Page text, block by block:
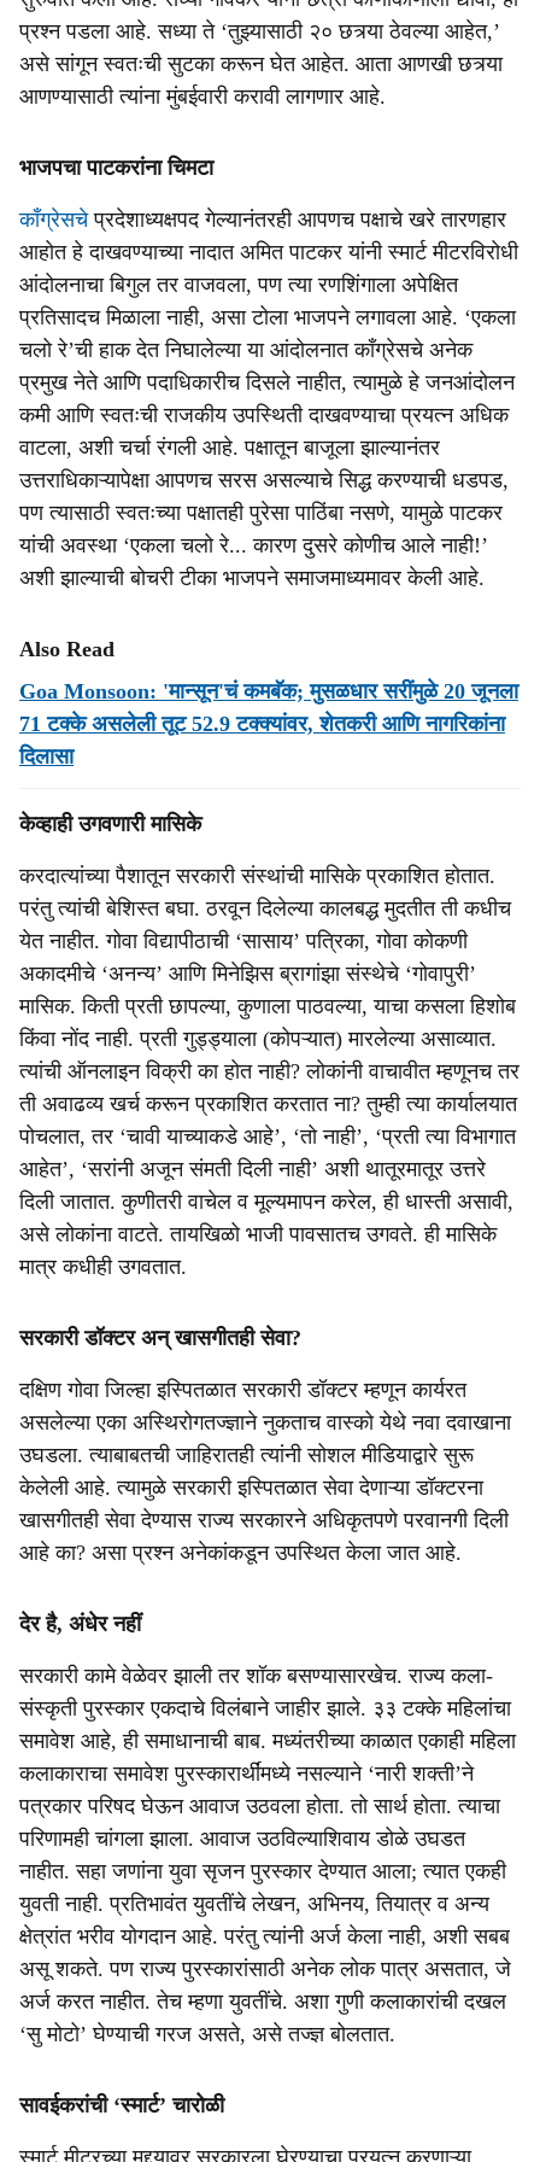
प्रश्न पडला आहे. सध्या ते ‘तुझ्यासाठी २० छत्र्या ठेवल्या आहेत,’
असे सांगून स्वतःची सुटका करून घेत आहेत. आता आणखी छत्र्या
आणण्यासाठी त्यांना मुंबईवारी करावी लागणार आहे.
भाजपचा पाटकरांना चिमटा
काँग्रेसचेप्रदेशाध्यक्षपद गेल्यानंतरही आपणच पक्षाचे खरे तारणहार
आहोत हे दाखवण्याच्या नादात अमित पाटकर यांनी स्मार्ट मीटरविरोधी
आंदोलनाचा बिगुल तर वाजवला, पण त्या रणशिंगाला अपेक्षित
प्रतिसादच मिळाला नाही, असा टोला भाजपने लगावला आहे. ‘एकला
चलो रे’ची हाक देत निघालेल्या या आंदोलनात काँग्रेसचे अनेक
प्रमुख नेते आणि पदाधिकारीच दिसले नाहीत, त्यामुळे हे जनआंदोलन
कमी आणि स्वतःची राजकीय उपस्थिती दाखवण्याचा प्रयत्न अधिक
वाटला, अशी चर्चा रंगली आहे. पक्षातून बाजूला झाल्यानंतर
उत्तराधिकाऱ्यापेक्षा आपणच सरस असल्याचे सिद्ध करण्याची धडपड,
पण त्यासाठी स्वतःच्या पक्षातही पुरेसा पाठिंबा नसणे, यामुळे पाटकर
यांची अवस्था ‘एकला चलो रे... कारण दुसरे कोणीच आले नाही!’
अशी झाल्याची बोचरी टीका भाजपने समाजमाध्यमावर केली आहे.
Also Read
Goa Monsoon: 'मान्सून'चं कमबॅक; मुसळधार सरींमुळे 20 जूनला
71 टक्के असलेली तूट 52.9 टक्क्यांवर, शेतकरी आणि नागरिकांना
दिलासा
केव्हाही उगवणारी मासिके
करदात्यांच्या पैशातून सरकारी संस्थांची मासिके प्रकाशित होतात.
परंतु त्यांची बेशिस्त बघा. ठरवून दिलेल्या कालबद्ध मुदतीत ती कधीच
येत नाहीत. गोवा विद्यापीठाची ‘सासाय’ पत्रिका, गोवा कोकणी
अकादमीचे ‘अनन्य’ आणि मिनेझिस ब्रागांझा संस्थेचे ‘गोवापुरी’
मासिक. किती प्रती छापल्या, कुणाला पाठवल्या, याचा कसला हिशोब
किंवा नोंद नाही. प्रती गुड्ड्याला (कोपऱ्यात) मारलेल्या असाव्यात.
त्यांची ऑनलाइन विक्री का होत नाही? लोकांनी वाचावीत म्हणूनच तर
ती अवाढव्य खर्च करून प्रकाशित करतात ना? तुम्ही त्या कार्यालयात
पोचलात, तर ‘चावी याच्याकडे आहे’, ‘तो नाही’, ‘प्रती त्या विभागात
आहेत’, ‘सरांनी अजून संमती दिली नाही’ अशी थातूरमातूर उत्तरे
दिली जातात. कुणीतरी वाचेल व मूल्यमापन करेल, ही धास्ती असावी,
असे लोकांना वाटते. तायखिळो भाजी पावसातच उगवते. ही मासिके
मात्र कधीही उगवतात.
सरकारी डॉक्‍टर अन्‌ खासगीतही सेवा?
दक्षिण गोवा जिल्‍हा इस्‍पितळात सरकारी डॉक्‍टर म्‍हणून कार्यरत
असलेल्‍या एका अस्‍थिरोगतज्‍ज्ञाने नुकताच वास्‍को येथे नवा दवाखाना
उघडला. त्‍याबाबतची जाहिरातही त्‍यांनी सोशल मीडियाद्वारे सुरू
केलेली आहे. त्‍यामुळे सरकारी इस्‍पितळात सेवा देणाऱ्या डॉक्‍टरना
खासगीतही सेवा देण्‍यास राज्‍य सरकारने अधिकृतपणे परवानगी दिली
आहे का? असा प्रश्‍‍न अनेकांकडून उपस्‍थित केला जात आहे.
देर है, अंधेर नहीं
सरकारी कामे वेळेवर झाली तर शॉक बसण्यासारखेच. राज्य कला-
संस्कृती पुरस्कार एकदाचे विलंबाने जाहीर झाले. ३३ टक्के महिलांचा
समावेश आहे, ही समाधानाची बाब. मध्यंतरीच्या काळात एकाही महिला
कलाकाराचा समावेश पुरस्कारार्थींमध्ये नसल्याने ‘नारी शक्ती’ने
पत्रकार परिषद घेऊन आवाज उठवला होता. तो सार्थ होता. त्याचा
परिणामही चांगला झाला. आवाज उठविल्याशिवाय डोळे उघडत
नाहीत. सहा जणांना युवा सृजन पुरस्कार देण्यात आला; त्यात एकही
युवती नाही. प्रतिभावंत युवतींचे लेखन, अभिनय, तियात्र व अन्य
क्षेत्रांत भरीव योगदान आहे. परंतु त्यांनी अर्ज केला नाही, अशी सबब
असू शकते. पण राज्य पुरस्कारांसाठी अनेक लोक पात्र असतात, जे
अर्ज करत नाहीत. तेच म्हणा युवतींचे. अशा गुणी कलाकारांची दखल
‘सु मोटो’ घेण्याची गरज असते, असे तज्ज्ञ बोलतात.
सावईकरांची ‘स्मार्ट’ चारोळी
स्मार्ट मीटरच्या मुद्द्यावर सरकारला घेरण्याचा प्रयत्न करणाऱ्या